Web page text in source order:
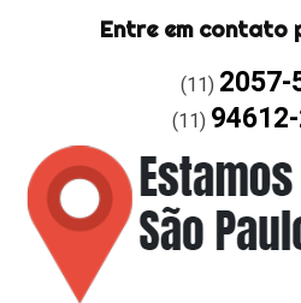
Entre em contato
(11) 2057-
(11)